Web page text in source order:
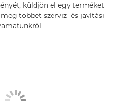
küldjön el egy terméket
többet szerviz- és javítási